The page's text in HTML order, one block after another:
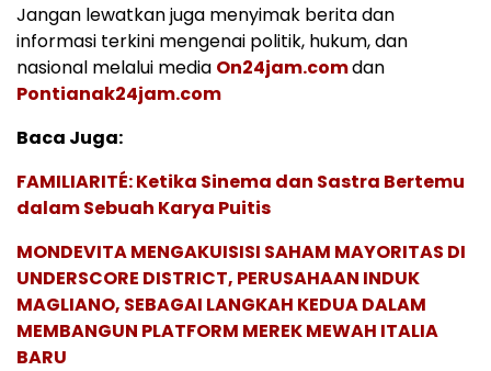
Jangan lewatkan juga menyimak berita dan
informasi terkini mengenai politik, hukum, dan
nasional melalui media On24jam.comdan
Pontianak24jam.com
Baca Juga:
FAMILIARITÉ: Ketika Sinema dan Sastra Bertemu
dalam Sebuah Karya Puitis
MONDEVITA MENGAKUISISI SAHAM MAYORITAS DI
UNDERSCORE DISTRICT, PERUSAHAAN INDUK
MAGLIANO, SEBAGAI LANGKAH KEDUA DALAM
MEMBANGUN PLATFORM MEREK MEWAH ITALIA
BARU